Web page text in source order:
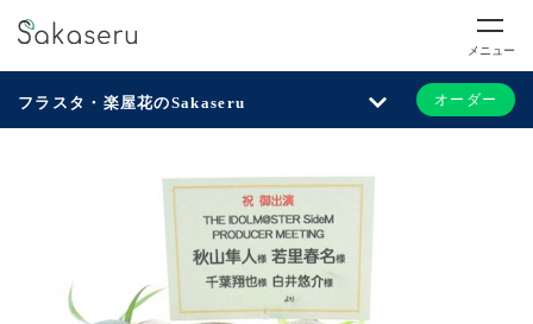
メニュー
フラスタ・楽屋花のSakaseru オーダー